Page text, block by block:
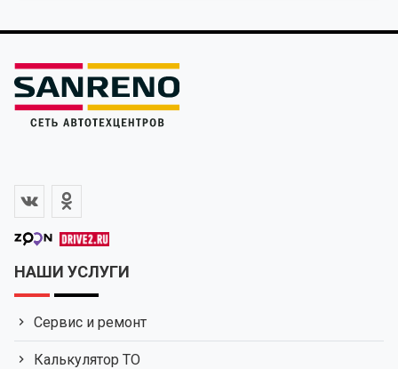
НАШИ УСЛУГИ
Сервис и ремонт
Калькулятор ТО